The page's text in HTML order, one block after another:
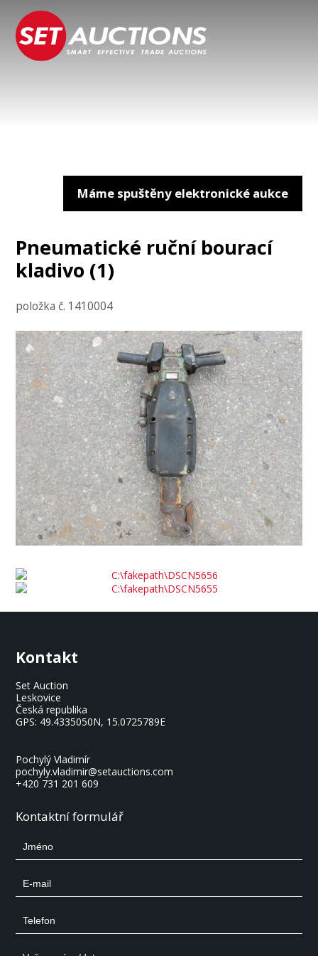
Máme spuštěny elektronické aukce
Pneumatické ruční bourací
kladivo (1)
položka č. 1410004
Kontakt
Set Auction
Leskovice
Česká republika
GPS: 49.4335050N, 15.0725789E
Pochylý Vladimír
pochyly.vladimir@setauctions.com
+420 731 201 609
Kontaktní formulář